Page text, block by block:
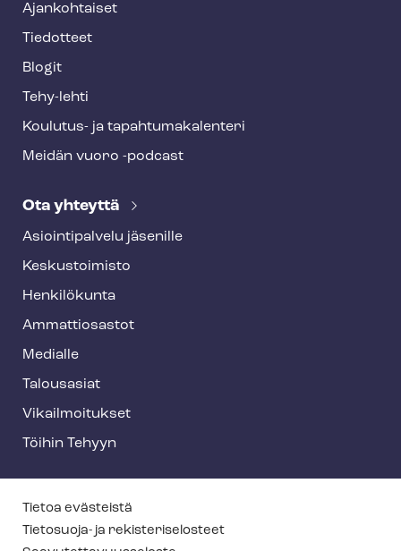
Ajankohtaiset
Tiedotteet
Blogit
Tehy-lehti
Koulutus- ja ta­pah­tu­ma­ka­len­te­ri
Meidän vuoro -podcast
Ota yhteyttä
Asioin­ti­pal­ve­lu jäsenille
Keskustoimisto
Henkilökunta
Ammattiosastot
Medialle
Talousasiat
Vi­kail­moi­tuk­set
Töihin Tehyyn
T
e
Tietoa evästeistä
Tietosuoja- ja re­kis­te­ri­se­los­teet